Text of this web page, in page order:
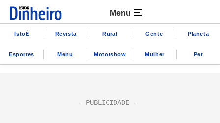
Menu
IstoÉ Revista Rural Gente Planeta
Esportes Menu Motorshow Mulher Pet